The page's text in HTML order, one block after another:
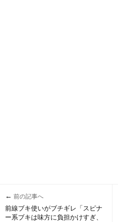
← 前の記事へ
前線ブキ使いがブチギレ「スピナ
ー系ブキは味方に負担かけすぎ、